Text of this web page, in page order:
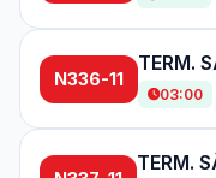
N336-11
03:00